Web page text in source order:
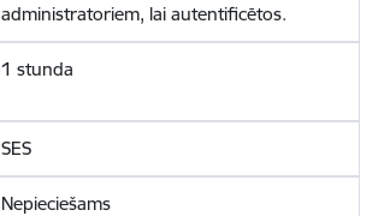
administratoriem, lai autentificētos.
1 stunda
SES
Nepieciešams